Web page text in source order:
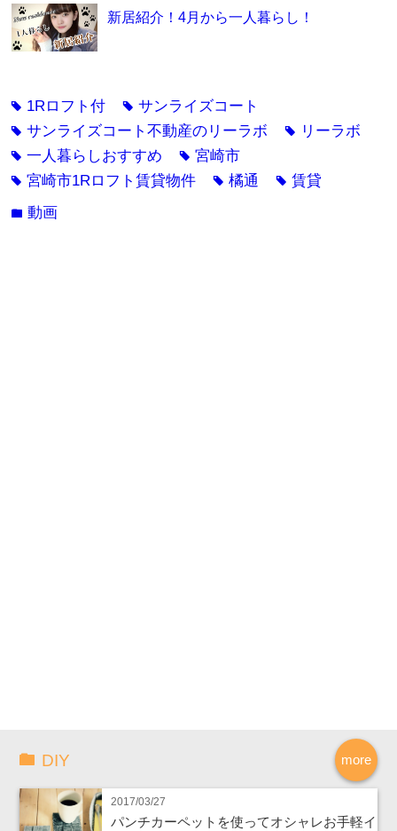
新居紹介！4月から一人暮らし！
tag 1Rロフト付 tagサンライズコート
tagサンライズコート不動産のリーラボ tag リーラボ
tag一人暮らしおすすめ tag宮崎市
tag宮崎市1Rロフト賃貸物件 tag橘通 tag賃貸
folder動画
more
DIY
2017/03/27
パンチカーペットを使ってオシャレお手軽イ